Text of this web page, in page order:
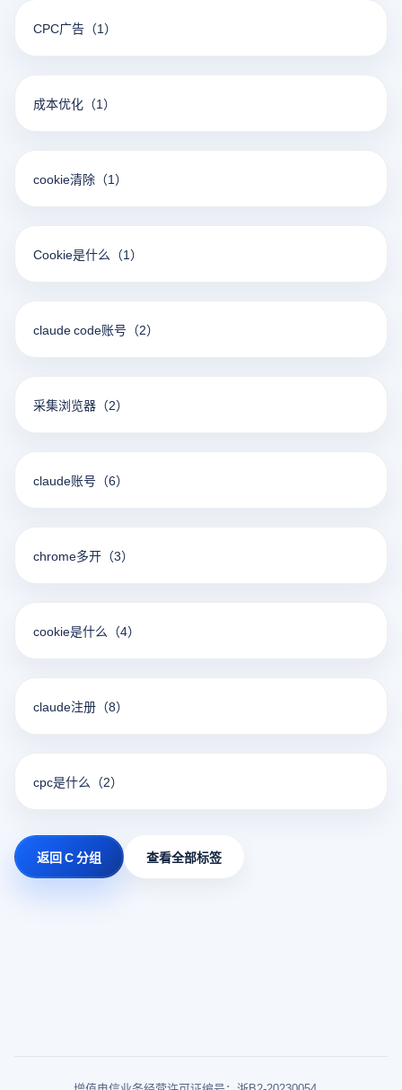
CPC广告 （1）
成本优化 （1）
cookie清除 （1）
Cookie是什么 （1）
claude code账号 （2）
采集浏览器 （2）
claude账号 （6）
chrome多开 （3）
cookie是什么 （4）
claude注册 （8）
cpc是什么 （2）
返回 C 分组 查看全部标签